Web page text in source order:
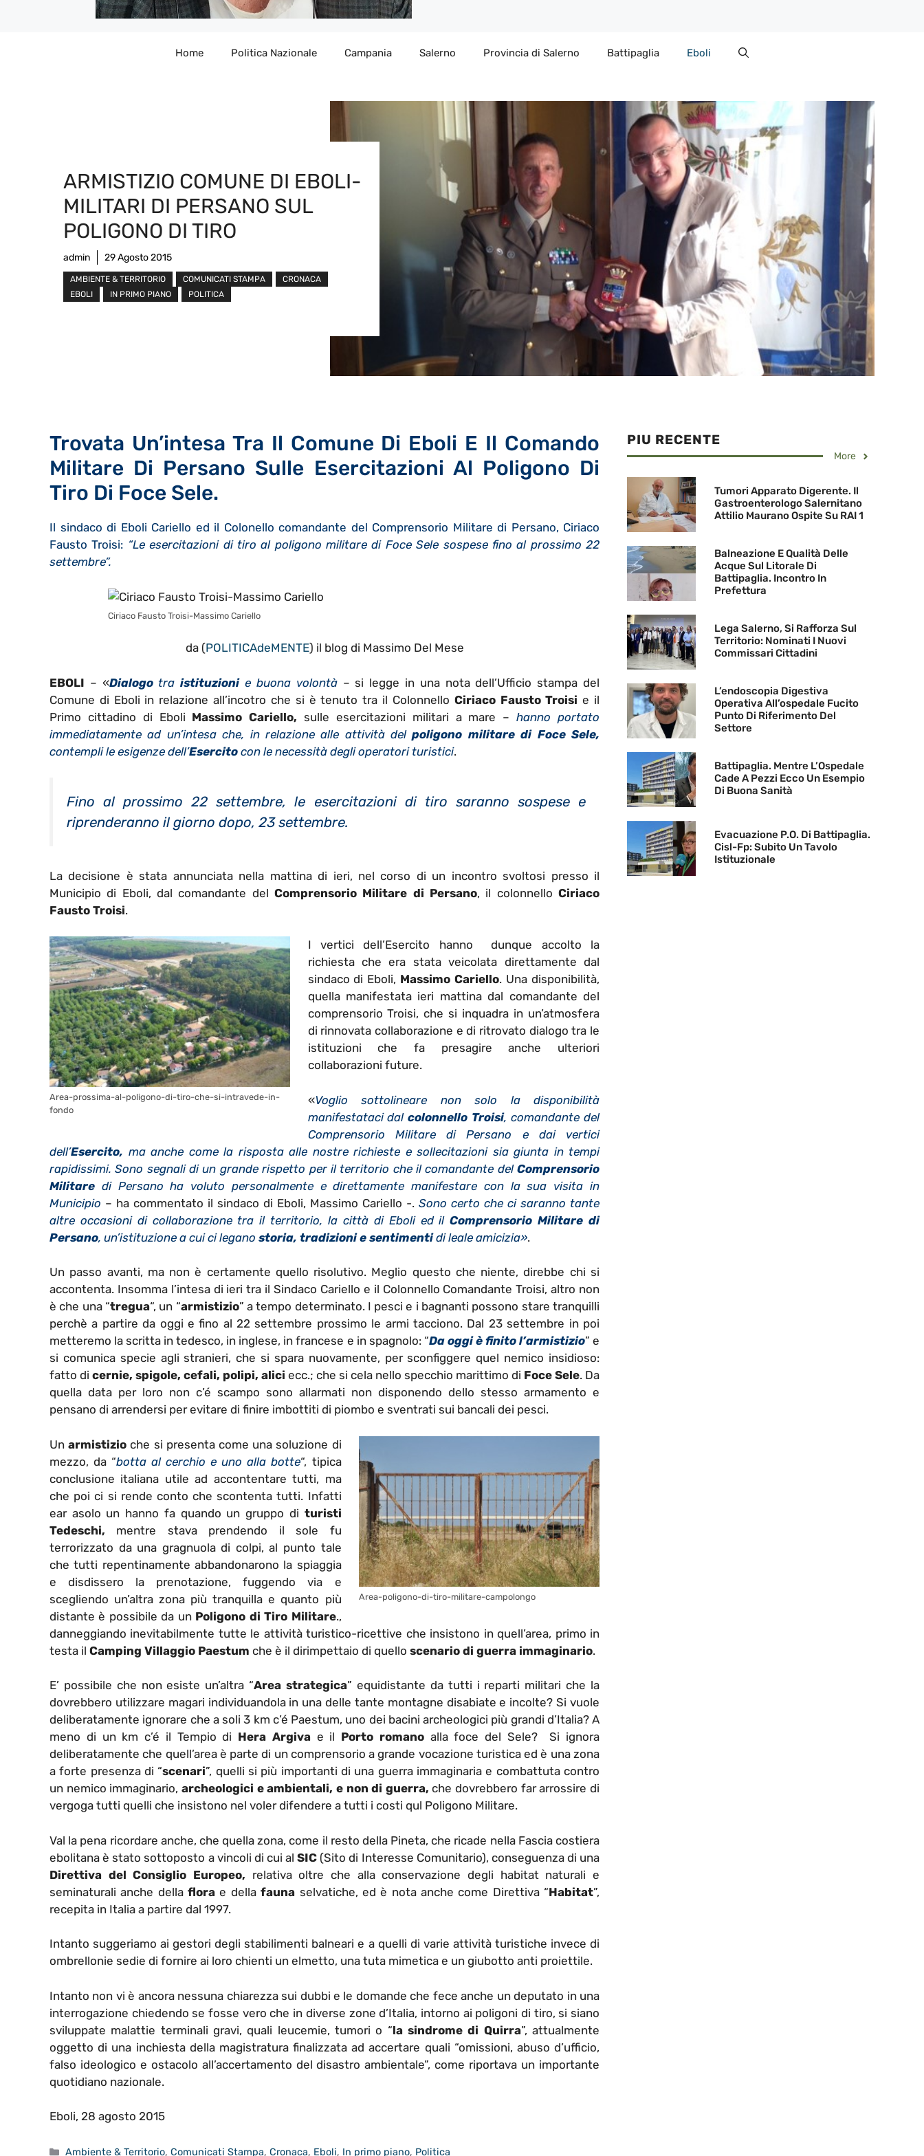
Home Politica Nazionale Campania Salerno Provincia di Salerno Battipaglia Eboli
ARMISTIZIO COMUNE DI EBOLI-
MILITARI DI PERSANO SUL
POLIGONO DI TIRO
admin 29 Agosto 2015
AMBIENTE & TERRITORIO COMUNICATI STAMPA
CRONACA
EBOLI
IN PRIMO PIANO POLITICA
Trovata Un’intesa Tra Il Comune Di Eboli E Il Comando
Militare Di Persano Sulle Esercitazioni Al Poligono Di
Tiro Di Foce Sele.
Il sindaco di Eboli Cariello ed il Colonello comandante del Comprensorio Militare di Persano, Ciriaco
Fausto Troisi: “Le esercitazioni di tiro al poligono militare di Foce Sele sospese fino al prossimo 22
settembre”.
Ciriaco Fausto Troisi-Massimo Cariello
da (POLITICAdeMENTE) il blog di Massimo Del Mese
EBOLI – «Dialogotraistituzionie buona volontà– si legge in una nota dell’Ufficio stampa del
Comune di Eboli in relazione all’incotro che si è tenuto tra il Colonnello Ciriaco Fausto Troisi e il
Primo cittadino di Eboli Massimo Cariello, sulle esercitazioni militari a mare – hanno portato
immediatamente ad un’intesa che, in relazione alle attività delpoligono militare di Foce Sele,
contempli le esigenze dell’Esercito con le necessità degli operatori turistici.
Fino al prossimo 22 settembre, le esercitazioni di tiro saranno sospese e
riprenderanno il giorno dopo, 23 settembre.
La decisione è stata annunciata nella mattina di ieri, nel corso di un incontro svoltosi presso il
Municipio di Eboli, dal comandante del Comprensorio Militare di Persano, il colonnello Ciriaco
Fausto Troisi.
Area-prossima-al-poligono-di-tiro-che-si-intravede-in-
fondo
I vertici dell’Esercito hanno dunque accolto la
richiesta che era stata veicolata direttamente dal
sindaco di Eboli, Massimo Cariello. Una disponibilità,
quella manifestata ieri mattina dal comandante del
comprensorio Troisi, che si inquadra in un’atmosfera
di rinnovata collaborazione e di ritrovato dialogo tra le
istituzioni che fa presagire anche ulteriori
collaborazioni future.
«Voglio sottolineare non solo la disponibilità
manifestataci dalcolonnello Troisi, comandante del
Comprensorio Militare di Persano e dai vertici
dell’Esercito, ma anche come la risposta alle nostre richieste e sollecitazioni sia giunta in tempi
rapidissimi. Sono segnali di un grande rispetto per il territorio che il comandante del Comprensorio
Militare di Persano ha voluto personalmente e direttamente manifestare con la sua visita in
Municipio – ha commentato il sindaco di Eboli, Massimo Cariello -. Sono certo che ci saranno tante
altre occasioni di collaborazione tra il territorio, la città di Eboli ed ilComprensorio Militare di
Persano, un’istituzione a cui ci legano storia, tradizioni e sentimentidi leale amicizia».
Un passo avanti, ma non è certamente quello risolutivo. Meglio questo che niente, direbbe chi si
accontenta. Insomma l’intesa di ieri tra il Sindaco Cariello e il Colonnello Comandante Troisi, altro non
è che una “tregua“, un “armistizio” a tempo determinato. I pesci e i bagnanti possono stare tranquilli
perchè a partire da oggi e fino al 22 settembre prossimo le armi tacciono. Dal 23 settembre in poi
metteremo la scritta in tedesco, in inglese, in francese e in spagnolo: “Da oggi è finito l’armistizio” e
si comunica specie agli stranieri, che si spara nuovamente, per sconfiggere quel nemico insidioso:
fatto di cernie, spigole, cefali, polipi, alici ecc.; che si cela nello specchio marittimo di Foce Sele. Da
quella data per loro non c’é scampo sono allarmati non disponendo dello stesso armamento e
pensano di arrendersi per evitare di finire imbottiti di piombo e sventrati sui bancali dei pesci.
Area-poligono-di-tiro-militare-campolongo
Unarmistizio che si presenta come una soluzione di
mezzo, da “botta al cerchio e uno alla botte“, tipica
conclusione italiana utile ad accontentare tutti, ma
che poi ci si rende conto che scontenta tutti. Infatti
ear asolo un hanno fa quando un gruppo di turisti
Tedeschi, mentre stava prendendo il sole fu
terrorizzato da una gragnuola di colpi, al punto tale
che tutti repentinamente abbandonarono la spiaggia
e disdissero la prenotazione, fuggendo via e
scegliendo un’altra zona più tranquilla e quanto più
distante è possibile da un Poligono di Tiro Militare.,
danneggiando inevitabilmente tutte le attività turistico-ricettive che insistono in quell’area, primo in
testa il Camping Villaggio Paestum che è il dirimpettaio di quello scenario di guerra immaginario.
E’ possibile che non esiste un’altra “Area strategica” equidistante da tutti i reparti militari che la
dovrebbero utilizzare magari individuandola in una delle tante montagne disabiate e incolte? Si vuole
deliberatamente ignorare che a soli 3 km c’é Paestum, uno dei bacini archeologici più grandi d’Italia? A
meno di un km c’é il Tempio di Hera Argivae il Porto romanoalla foce del Sele? Si ignora
deliberatamente che quell’area è parte di un comprensorio a grande vocazione turistica ed è una zona
a forte presenza di “scenari”, quelli si più importanti di una guerra immaginaria e combattuta contro
un nemico immaginario, archeologici e ambientali, e non di guerra, che dovrebbero far arrossire di
vergoga tutti quelli che insistono nel voler difendere a tutti i costi qul Poligono Militare.
Val la pena ricordare anche, che quella zona, come il resto della Pineta, che ricade nella Fascia costiera
ebolitana è stato sottoposto a vincoli di cui alSIC (Sito di Interesse Comunitario), conseguenza di una
Direttiva del Consiglio Europeo, relativa oltre che alla conservazione degli habitat naturali e
seminaturali anche dellaflora e dellafauna selvatiche, ed è nota anche come Direttiva “Habitat”,
recepita in Italia a partire dal 1997.
Intanto suggeriamo ai gestori degli stabilimenti balneari e a quelli di varie attività turistiche invece di
ombrellonie sedie di fornire ai loro chienti un elmetto, una tuta mimetica e un giubotto anti proiettile.
Intanto non vi è ancora nessuna chiarezza sui dubbi e le domande che fece anche un deputato in una
interrogazione chiedendo se fosse vero che in diverse zone d’Italia, intorno ai poligoni di tiro, si siano
sviluppate malattie terminali gravi, quali leucemie, tumori o “la sindrome di Quirra”, attualmente
oggetto di una inchiesta della magistratura finalizzata ad accertare quali “omissioni, abuso d’ufficio,
falso ideologico e ostacolo all’accertamento del disastro ambientale”, come riportava un importante
quotidiano nazionale.
Eboli, 28 agosto 2015
Categorie
Ambiente & Territorio,Comunicati Stampa,Cronaca, Eboli, In primo piano, Politica
PIU RECENTE
More
Tumori Apparato Digerente. Il
Gastroenterologo Salernitano
Attilio Maurano Ospite Su RAI 1
Balneazione E Qualità Delle
Acque Sul Litorale Di
Battipaglia. Incontro In
Prefettura
Lega Salerno, Si Rafforza Sul
Territorio: Nominati I Nuovi
Commissari Cittadini
L’endoscopia Digestiva
Operativa All’ospedale Fucito
Punto Di Riferimento Del
Settore
Battipaglia. Mentre L’Ospedale
Cade A Pezzi Ecco Un Esempio
Di Buona Sanità
Evacuazione P.O. Di Battipaglia.
Cisl-Fp: Subito Un Tavolo
Istituzionale